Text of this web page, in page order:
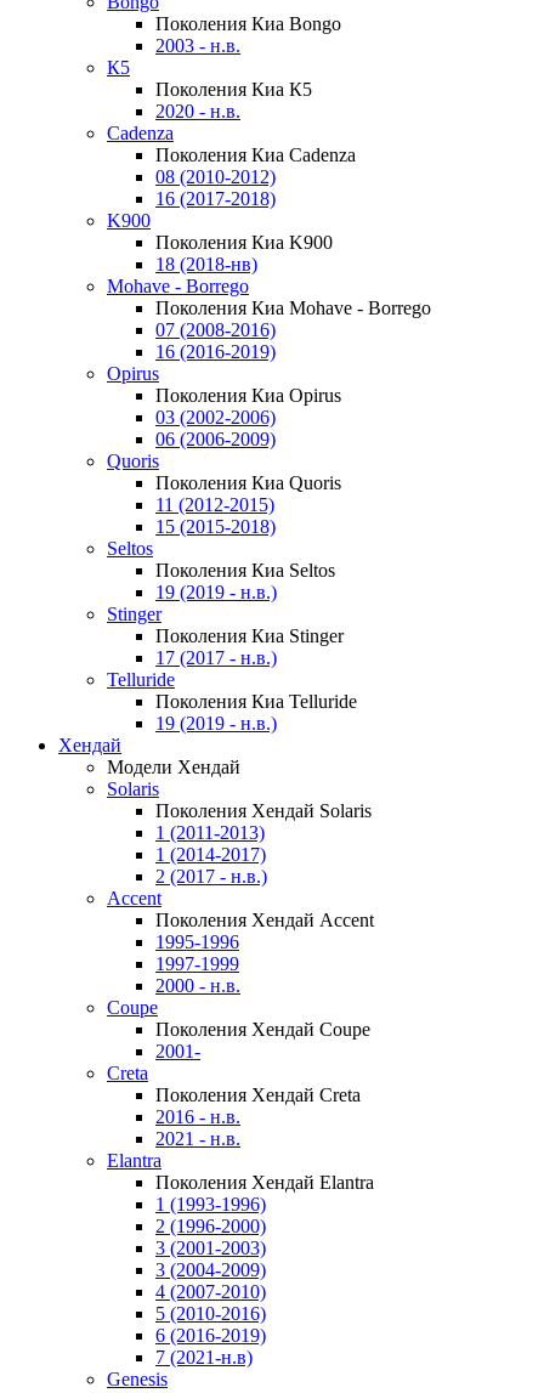
Поколения Киа Bongo
2003 - н.в.
К5
Поколения Киа К5
2020 - н.в.
Cadenza
Поколения Киа Cadenza
08 (2010-2012)
16 (2017-2018)
K900
Поколения Киа K900
18 (2018-нв)
Mohave - Borrego
Поколения Киа Mohave - Borrego
07 (2008-2016)
16 (2016-2019)
Opirus
Поколения Киа Opirus
03 (2002-2006)
06 (2006-2009)
Quoris
Поколения Киа Quoris
11 (2012-2015)
15 (2015-2018)
Seltos
Поколения Киа Seltos
19 (2019 - н.в.)
Stinger
Поколения Киа Stinger
17 (2017 - н.в.)
Telluride
Поколения Киа Telluride
19 (2019 - н.в.)
Хендай
Модели Хендай
Solaris
Поколения Хендай Solaris
1 (2011-2013)
1 (2014-2017)
2 (2017 - н.в.)
Accent
Поколения Хендай Accent
1995-1996
1997-1999
2000 - н.в.
Coupe
Поколения Хендай Coupe
2001-
Creta
Поколения Хендай Creta
2016 - н.в.
2021 - н.в.
Elantra
Поколения Хендай Elantra
1 (1993-1996)
2 (1996-2000)
3 (2001-2003)
3 (2004-2009)
4 (2007-2010)
5 (2010-2016)
6 (2016-2019)
7 (2021-н.в)
Genesis